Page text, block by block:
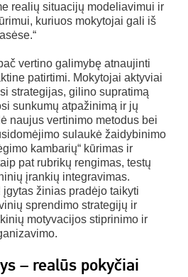
realių situacijų modeliavimui ir
kuriuos mokytojai gali iš
vertino galimybę atnaujinti
patirtimi. Mokytojai aktyviai
strategijas, gilino supratimą
sunkumų atpažinimą ir jų
naujus vertinimo metodus bei
sulaukė žaidybinimo
kambarių“ kūrimas ir
pat rubrikų rengimas, testų
įrankių integravimas.
žinias pradėjo taikyti
sprendimo strategijų ir
motyvacijos stiprinimo ir
– realūs pokyčiai